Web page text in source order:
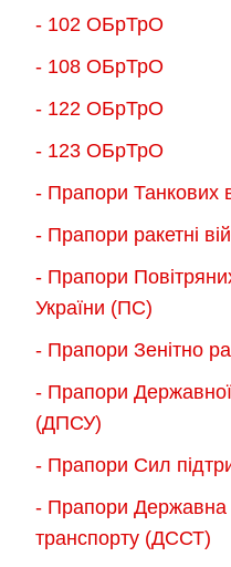
- 102 ОБрТрО
- 108 ОБрТрО
- 122 ОБрТрО
- 123 ОБрТрО
- Прапори Танкових
- Прапори ракетні
- Прапори
України (ПС)
- Прапори Зенітно
- Прапори
(ДПСУ)
- Прапори Сил
- Прапори Державна
транспорту (ДССТ)